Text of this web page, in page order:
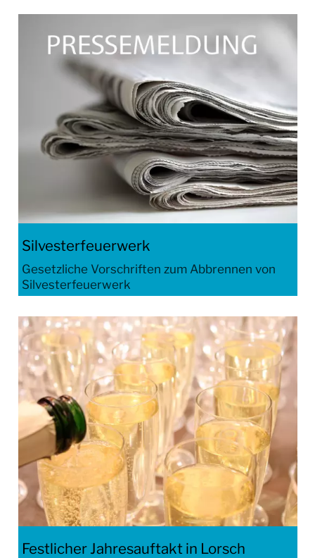
BAUSTELLENTAGEBUCH PUMPWERK OST
AMTLICHE BEKANNTMACHUNGEN
RATHAUS & SERVICE
BAUEN & UMWELT
LEBEN IN LORSCH
KULTUR
TOURISMUS
Silvesterfeuerwerk
Gesetzliche Vorschriften zum Abbrennen von
Silvesterfeuerwerk
Festlicher Jahresauftakt in Lorsch